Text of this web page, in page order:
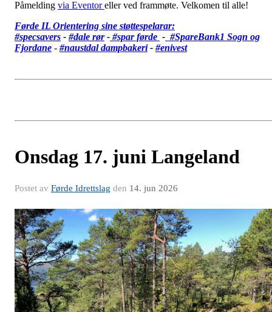
Påmelding via Eventoreller ved frammøte. Velkomen til alle!
Førde IL Orientering sine støttespelarar:
#specsavers - #dale rør- #spar førde - #SpareBank1 Sogn og
Fjordane - #naustdal dampbakeri - #enivest
Onsdag 17. juni Langeland
Postet av Førde Idrettslag den 14. jun 2026